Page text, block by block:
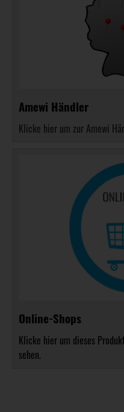
Amewi Händler
Klicke hier um zur Amewi
Online-Shops
Klicke hier um dieses
sehen.